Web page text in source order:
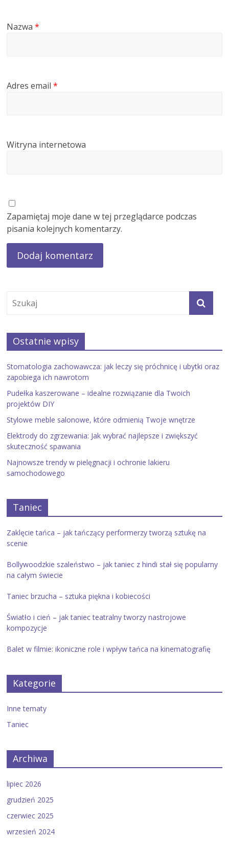
Nazwa*
Adres email*
Witryna internetowa
Zapamiętaj moje dane w tej przeglądarce podczas
pisania kolejnych komentarzy.
Ostatnie wpisy
Stomatologia zachowawcza: jak leczy się próchnicę i ubytki oraz
zapobiega ich nawrotom
Pudełka kaszerowane – idealne rozwiązanie dla Twoich
projektów DIY
Stylowe meble salonowe, które odmienią Twoje wnętrze
Elektrody do zgrzewania: Jak wybrać najlepsze i zwiększyć
skuteczność spawania
Najnowsze trendy w pielęgnacji i ochronie lakieru
samochodowego
Taniec
Zaklęcie tańca – jak tańczący performerzy tworzą sztukę na
scenie
Bollywoodzkie szaleństwo – jak taniec z hindi stał się popularny
na całym świecie
Taniec brzucha – sztuka piękna i kobiecości
Światło i cień – jak taniec teatralny tworzy nastrojowe
kompozycje
Balet w filmie: ikoniczne role i wpływ tańca na kinematografię
Kategorie
Inne tematy
Taniec
Archiwa
lipiec 2026
grudzień 2025
czerwiec 2025
wrzesień 2024